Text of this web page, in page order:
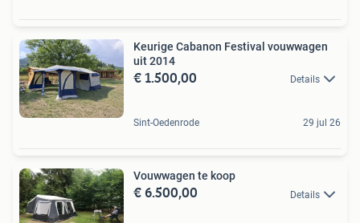
Keurige Cabanon Festival vouwwagen
uit 2014
€ 1.500,00 Details
Sint-Oedenrode 29 jul 26
Vouwwagen te koop
€ 6.500,00 Details